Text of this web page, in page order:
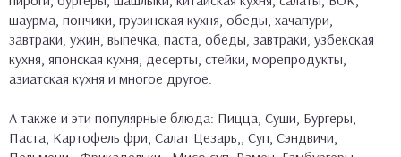
шаурма, пончики, грузинская кухня, обеды, хачапури,
завтраки, ужин, выпечка, паста, обеды, завтраки, узбекская
кухня, японская кухня, десерты, стейки, морепродукты,
азиатская кухня и многое другое.
А также и эти популярные блюда: Пицца, Суши, Бургеры,
Паста, Картофель фри, Салат Цезарь,, Суп, Сэндвичи,